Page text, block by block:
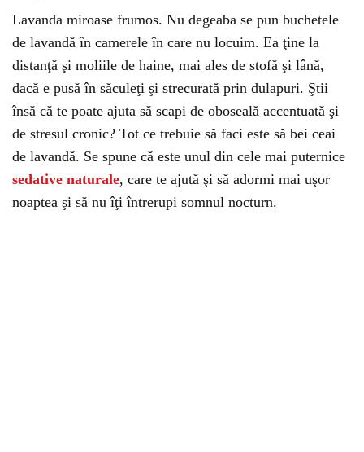
Lavanda miroase frumos. Nu degeaba se pun buchetele
de lavandă în camerele în care nu locuim. Ea ţine la
distanţă şi moliile de haine, mai ales de stofă şi lână,
dacă e pusă în săculeţi şi strecurată prin dulapuri. Ştii
însă că te poate ajuta să scapi de oboseală accentuată şi
de stresul cronic? Tot ce trebuie să faci este să bei ceai
de lavandă. Se spune că este unul din cele mai puternice
sedative naturale, care te ajută şi să adormi mai uşor
noaptea şi să nu îţi întrerupi somnul nocturn.